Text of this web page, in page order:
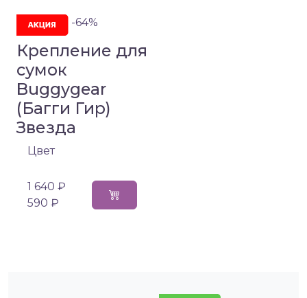
-64%
Крепление для
сумок
Buggygear
(Багги Гир)
Звезда
Цвет
1 640 ₽
590 ₽